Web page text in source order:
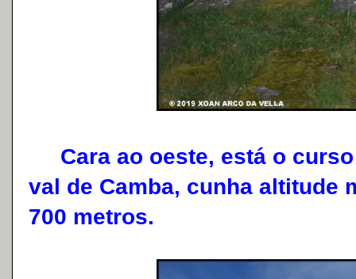
Cara ao oeste, está o
val de Camba, cunha altitude
700 metros.